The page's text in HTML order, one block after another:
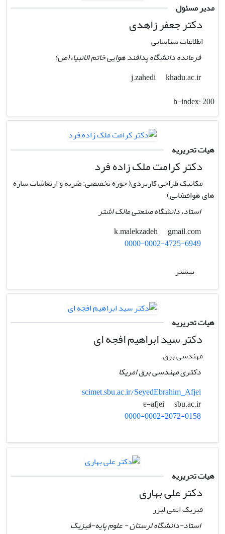
مدیر مسئول
دکتر جعفر زاهدی
اطلاعات شناسایی
فرمانده دانشگاه پدافند هوایی خاتم الانبیاء(ص)
j.zahedi
khadu.ac.ir
h-index:200
هیات تحریریه
دکتر کرامت ملک زاده فرد
مکانیک طراحی کاربردی( حوزه تخصصی: ضربه و ارتعاشات سازه
های هوافضایی)
استاد، دانشگاه صنعتی مالک اشتر
gmail.com
0000-0002-4725-6949
بیشتر
هیات تحریریه
دکتر سید ابراهیم افجه ای
مهندسی برق
دکتری مهندسی برق امریکا
scimet.sbu.ac.ir/SeyedEbrahim_Afjei
e-afjei
sbu.ac.ir
0000-0002-2072-0158
هیات تحریریه
دکتر علی بهاری
فیزیک اتمی لیزر
استاد-دانشگاه لرستان - علوم پایه-فیزیک